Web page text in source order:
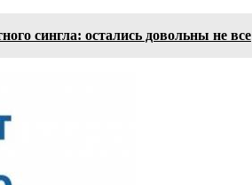
сингла: остались довольны не все